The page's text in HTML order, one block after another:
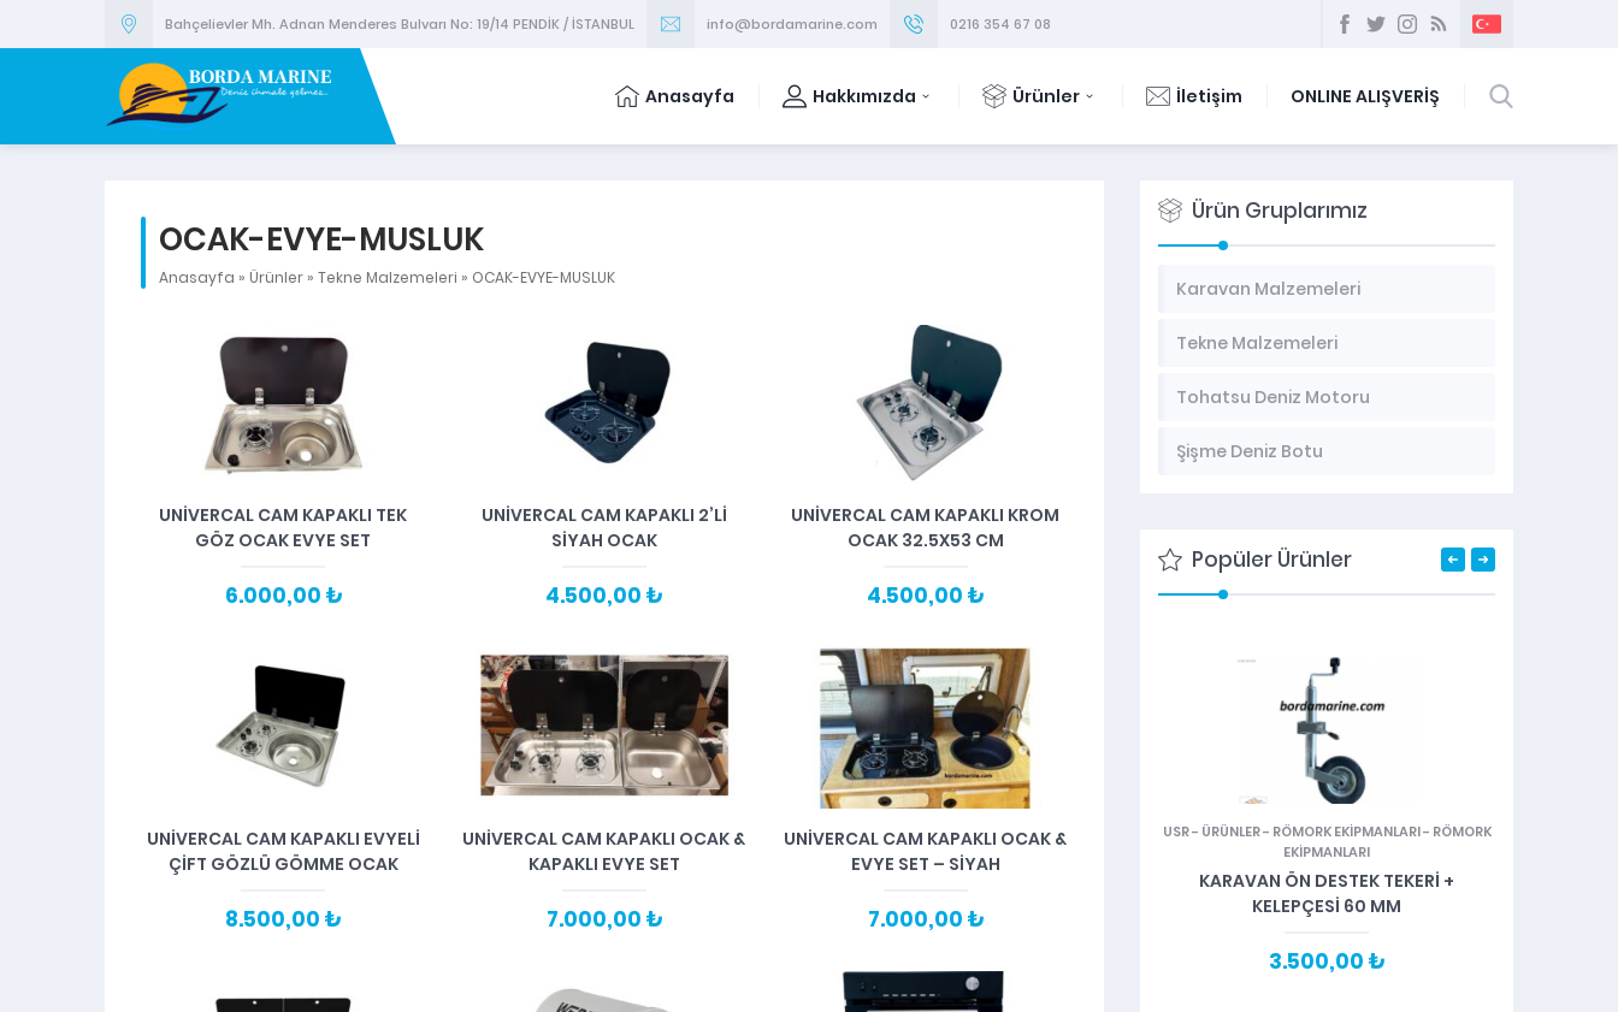
Bahçelievler Mh. Adnan Menderes Bulvarı No: 19/14 PENDİK / İSTANBUL info@bordamarine.com 0216 354 67 08
Anasayfa Hakkımızda Ürünler İletişim ONLINE ALIŞVERİŞ
OCAK-EVYE-MUSLUK
Anasayfa » Ürünler » Tekne Malzemeleri » OCAK-EVYE-MUSLUK
UNİVERCAL CAM KAPAKLI TEK
GÖZ OCAK EVYE SET
6.000,00 ₺
UNİVERCAL CAM KAPAKLI 2’Lİ
SİYAH OCAK
4.500,00 ₺
UNİVERCAL CAM KAPAKLI KROM
OCAK 32.5X53 CM
4.500,00 ₺
UNİVERCAL CAM KAPAKLI EVYELİ
ÇİFT GÖZLÜ GÖMME OCAK
8.500,00 ₺
UNİVERCAL CAM KAPAKLI OCAK &
KAPAKLI EVYE SET
7.000,00 ₺
UNİVERCAL CAM KAPAKLI OCAK &
EVYE SET – SİYAH
7.000,00 ₺
Ürün Gruplarımız
Karavan Malzemeleri
Tekne Malzemeleri
Tohatsu Deniz Motoru
Şişme Deniz Botu
Popüler Ürünler
USR- ÜRÜNLER- RÖMORK EKİPMANLARI- RÖMORK
EKİPMANLARI
KARAVAN ÖN DESTEK TEKERİ +
KELEPÇESİ 60 MM
3.500,00 ₺